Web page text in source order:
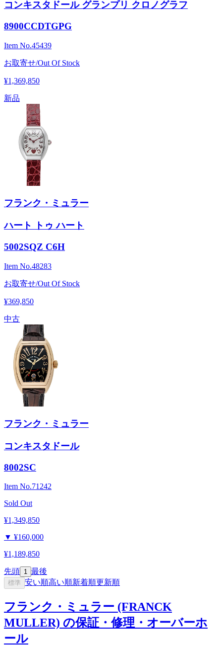
コンキスタドール グランプリ クロノグラフ
8900CCDTGPG
Item No.45439
お取寄せ/Out Of Stock
¥1,369,850
新品
フランク・ミュラー
ハート トゥ ハート
5002SQZ C6H
Item No.48283
お取寄せ/Out Of Stock
¥369,850
中古
フランク・ミュラー
コンキスタドール
8002SC
Item No.71242
Sold Out
¥1,349,850
▼ ¥160,000
¥1,189,850
先頭 1 最後
標準 安い順高い順新着順更新順
フランク・ミュラー (FRANCK
MULLER) の保証・修理・オーバーホ
ール